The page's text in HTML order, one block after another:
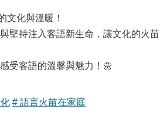
文化與溫暖！
堅持注入客語新生命，讓文化的火苗
受客語的溫馨與魅力！🌼
# 語言火苗在家庭